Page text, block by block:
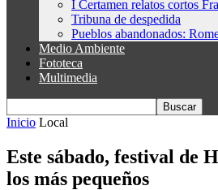
I Certamen relatos cortos
Tribuna de despedida
Pueblos abandonados:
Medio Ambiente
Fototeca
Multimedia
Inicio Local
Este sábado, festival de
los más pequeños